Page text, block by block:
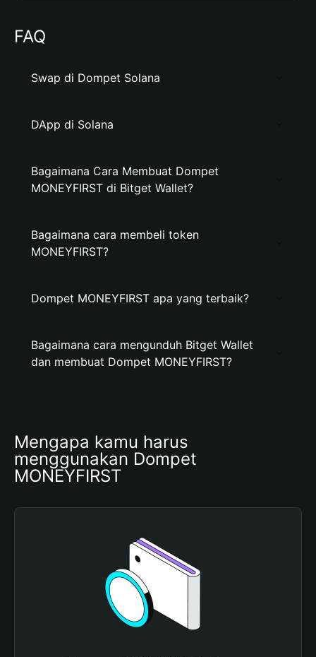
FAQ
Swap di Dompet Solana
DApp di Solana
Bagaimana Cara Membuat Dompet
MONEYFIRST di Bitget Wallet?
Bagaimana cara membeli token
MONEYFIRST?
Dompet MONEYFIRST apa yang terbaik?
Bagaimana cara mengunduh Bitget Wallet
dan membuat Dompet MONEYFIRST?
Mengapa kamu harus
menggunakan Dompet
MONEYFIRST